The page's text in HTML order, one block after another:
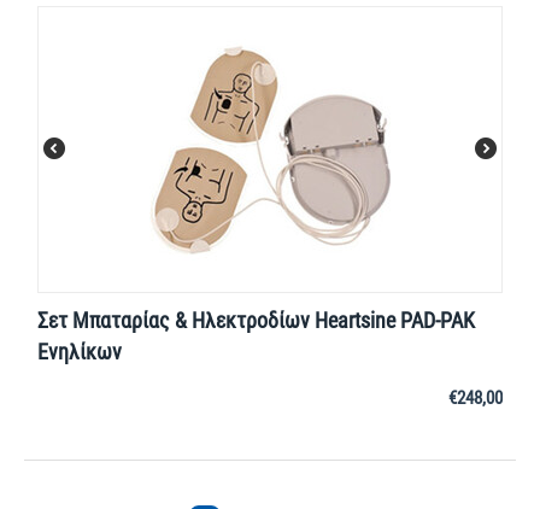
Σετ Μπαταρίας & Ηλεκτροδίων Heartsine PAD-PAK
Ενηλίκων
€248,00